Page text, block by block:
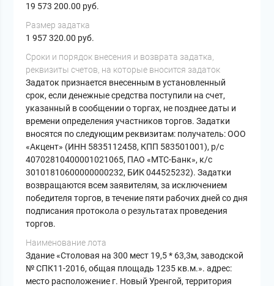
19 573 200.00 руб.
Размер задатка
1 957 320.00 руб.
Cроки и порядок внесения и возврата задатка,
реквизиты счетов, на которые вносится задаток
Задаток признается внесенным в установленный
срок, если денежные средства поступили на счет,
указанный в сообщении о торгах, не позднее даты и
времени определения участников торгов. Задатки
вносятся по следующим реквизитам: получатель: ООО
«Акцент» (ИНН 5835112458, КПП 583501001), р/с
40702810400001021065, ПАО «МТС-Банк», к/с
30101810600000000232, БИК 044525232). Задатки
возвращаются всем заявителям, за исключением
победителя торгов, в течение пяти рабочих дней со дня
подписания протокола о результатах проведения
торгов.
Наименование лота
Здание «Столовая на 300 мест 19,5 * 63,3м, заводской
№ СПК11-2016, общая площадь 1235 кв.м.». адрес:
место расположение г. Новый Уренгой, территория